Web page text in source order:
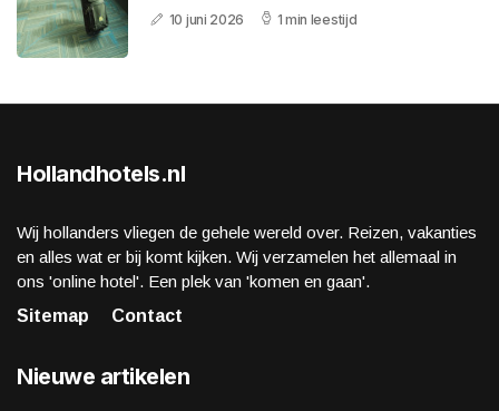
10 juni 2026 1 min leestijd
Hollandhotels.nl
Wij hollanders vliegen de gehele wereld over. Reizen, vakanties
en alles wat er bij komt kijken. Wij verzamelen het allemaal in
ons 'online hotel'. Een plek van 'komen en gaan'.
Sitemap
Contact
Nieuwe artikelen